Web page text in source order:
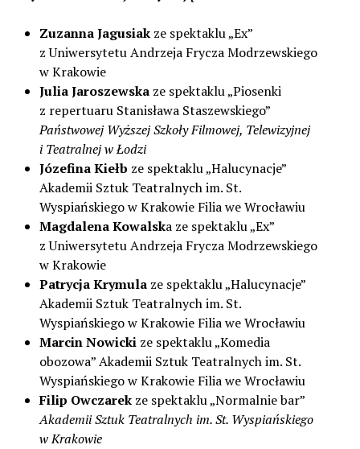
Zuzanna Jagusiakze spektaklu „Ex”
z Uniwersytetu Andrzeja Frycza Modrzewskiego
w Krakowie
Julia Jaroszewska ze spektaklu „Piosenki
z repertuaru Stanisława Staszewskiego”
Państwowej Wyższej Szkoły Filmowej, Telewizyjnej
i Teatralnej w Łodzi
Józefina Kiełb ze spektaklu „Halucynacje”
Akademii Sztuk Teatralnych im. St.
Wyspiańskiego w Krakowie Filia we Wrocławiu
Magdalena Kowalska ze spektaklu „Ex”
z Uniwersytetu Andrzeja Frycza Modrzewskiego
w Krakowie
Patrycja Krymulaze spektaklu „Halucynacje”
Akademii Sztuk Teatralnych im. St.
Wyspiańskiego w Krakowie Filia we Wrocławiu
Marcin Nowicki ze spektaklu „Komedia
obozowa” Akademii Sztuk Teatralnych im. St.
Wyspiańskiego w Krakowie Filia we Wrocławiu
Filip Owczarek ze spektaklu „Normalnie bar”
Akademii Sztuk Teatralnych im. St. Wyspiańskiego
w Krakowie